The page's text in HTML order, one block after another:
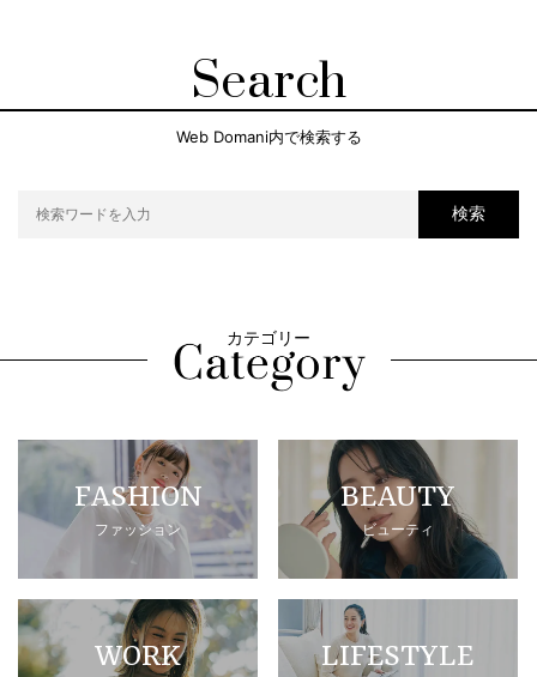
Search
Web Domani内で検索する
検索
カテゴリー
FASHION
ファッション
BEAUTY
ビューティ
WORK LIFESTYLE